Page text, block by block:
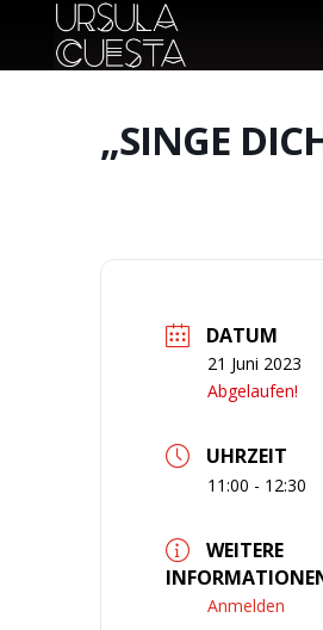
„SINGE
DATUM
21 Juni 2023
Abgelaufen!
UHRZEIT
11:00 - 12:30
WEITERE
Anmelden